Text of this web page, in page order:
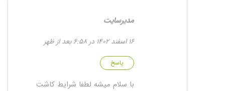
مدیرسایت
16 اسفند 1402 در 6:58 بعد از ظهر
پاسخ
با سلام میشه لطفا شرایط کاشت